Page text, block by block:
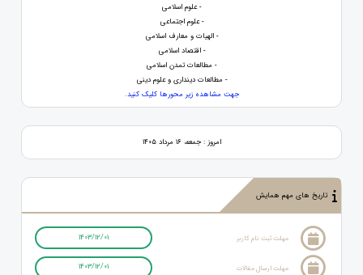
- علوم اسلامی
- علوم اجتماعی
- الهیات و معارف اسلامی
- اقتصاد اسلامی
- مطالعات تمدن اسلامی
- مطالعات دینداری و علوم دینی
جهت مشاهده زیر محورها کلیک کنید.
امروز : جمعه، ۱۶ مرداد ۱۴۰۵
تاریخ های مهم همایش
مهلت ثبت نام کاربر 1403/12/01
مهلت ارسال مقالات 1403/12/01